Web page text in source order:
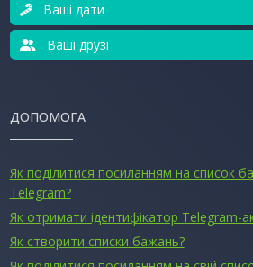
Ваші дати
Ваші друзі
ДОПОМОГА
Як поділитися посиланням на список
Telegram?
Як отримати ідентифікатор Telegram-
Як створити списки бажань?